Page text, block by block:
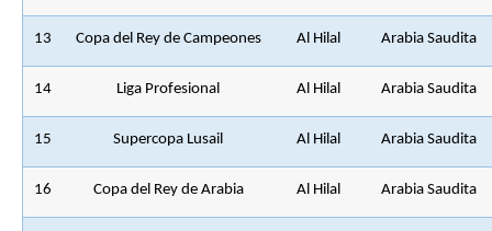
13 Copa del Rey de Campeones Al Hilal Arabia Saudita
14 Liga Profesional Al Hilal Arabia Saudita
15 Supercopa Lusail Al Hilal Arabia Saudita
16 Copa del Rey de Arabia Al Hilal Arabia Saudita